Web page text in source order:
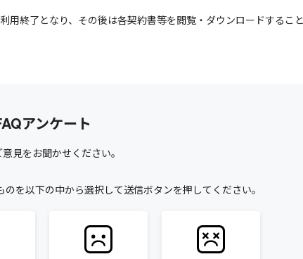
終了となり、その後は各契約書等を閲覧・ダウンロードするこ
アンケート
見をお聞かせください。
を以下の中から選択して送信ボタンを押してください。